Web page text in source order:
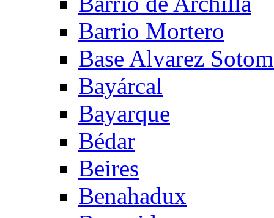
Barrio Mortero
Base Alvarez
Bayárcal
Bayarque
Bédar
Beires
Benahadux